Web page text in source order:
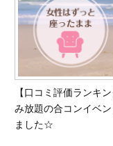
【口コミ評価ランキ
み放題の合コンイベ
ました☆